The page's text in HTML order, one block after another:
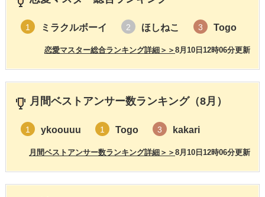
1 ミラクルボーイ 2 ほしねこ 3 Togo
8月10日12時06分更新
恋愛マスター総合ランキング詳細＞＞
月間ベストアンサー数ランキング（8月）
1 ykoouuu 1 Togo 3 kakari
8月10日12時06分更新
月間ベストアンサー数ランキング詳細＞＞